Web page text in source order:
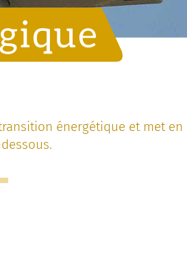
énergétique et met en